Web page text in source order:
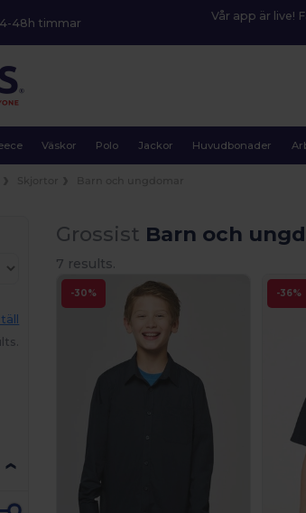
48h timmar
Vår app är live!
Väskor Polo Jackor Huvudbonader
Grossist Barn och
7 results.
-30% -36%